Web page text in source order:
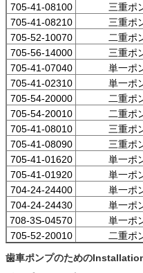
705-41-08100
三重ポ
705-41-08210
三重ポ
705-52-10070
二重ポ
705-56-14000
三重ポ
705-41-07040
単一ポ
705-41-02310
単一ポ
705-54-20000
二重ポ
705-54-20010
二重ポ
705-41-08010
三重ポ
705-41-08090
三重ポ
705-41-01620
単一ポ
705-41-01920
単一ポ
704-24-24400
単一ポ
704-24-24430
単一ポ
708-3S-04570
単一ポ
705-52-20010
二重ポ
歯車ポンプのための